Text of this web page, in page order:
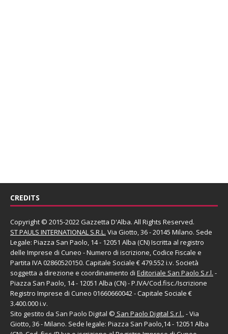
CREDITS
Copyright © 2015-2022 Gazzetta D'Alba. All Rights Reserved.
ST PAULS INTERNATIONAL S.R.L. Via Giotto, 36 - 20145 Milano. Sede
Legale: Piazza San Paolo, 14 - 12051 Alba (CN) Iscritta al registro
delle Imprese di Cuneo - Numero di iscrizione, Codice Fiscale e
Partita IVA 02860520150. Capitale Sociale € 479.552 i.v. Società
soggetta a direzione e coordinamento di Editoriale San Paolo S.r.l. -
Piazza San Paolo, 14 - 12051 Alba (CN) - P.IVA/Cod.fisc./Iscrizione
Registro Imprese di Cuneo 01660660042 - Capitale Sociale €
3.400.000 i.v.
Sito gestito da San Paolo Digital © San Paolo Digital S.r.l., - Via
Giotto, 36 - Milano. Sede legale: Piazza San Paolo,14 - 12051 Alba